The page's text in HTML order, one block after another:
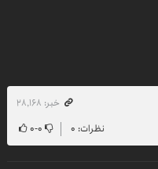
خبر: ۲۸٬۱۶۸
نظرات: ۰ ۰-۰